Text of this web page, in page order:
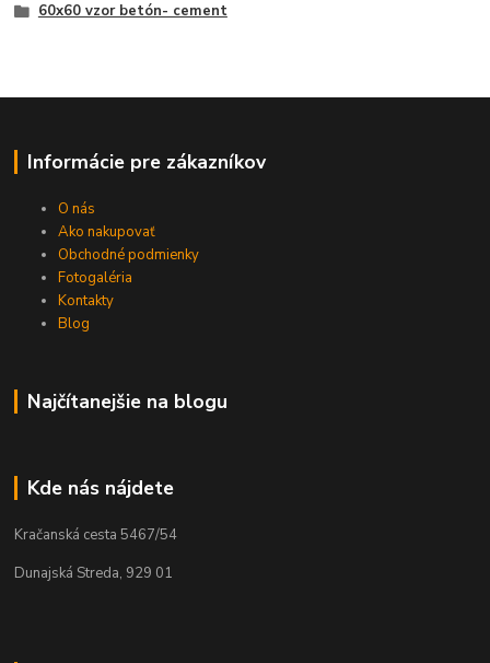
60x60 vzor betón- cement
Informácie pre zákazníkov
O nás
Ako nakupovať
Obchodné podmienky
Fotogaléria
Kontakty
Blog
Najčítanejšie na blogu
Kde nás nájdete
Kračanská cesta 5467/54
Dunajská Streda, 929 01